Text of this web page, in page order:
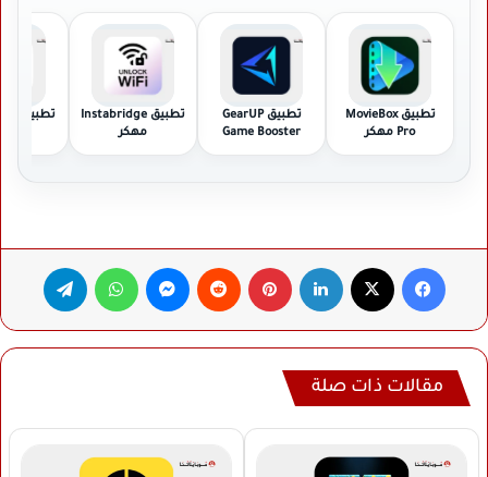
تطبيق MovieBox
Pro مهكر
تطبيق GearUP
Game Booster
تطبيق Instabridge
مهكر
فيسبوك لينكدإن بينتيريست ماسنجر واتساب
مقالات ذات صلة